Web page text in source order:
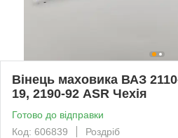
Вінець маховика ВАЗ
19, 2190-92 ASR Чехія
Готово до відправки
Код: 606839
Роздріб